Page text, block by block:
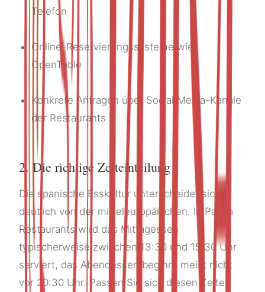
Telefon
Online-Reservierungssysteme wie
OpenTable
Konkrete Anfragen über Social Media-Kanäle
der Restaurants
2. Die richtige Zeiteinteilung
Die spanische Esskultur unterscheidet sich
deutlich von der mitteleuropäischen. In Palma
Restaurants wird das Mittagessen
typischerweise zwischen 13:30 und 15:30 Uhr
serviert, das Abendessen beginnt meist nicht
vor 20:30 Uhr. Passen Sie sich diesen Zeiten